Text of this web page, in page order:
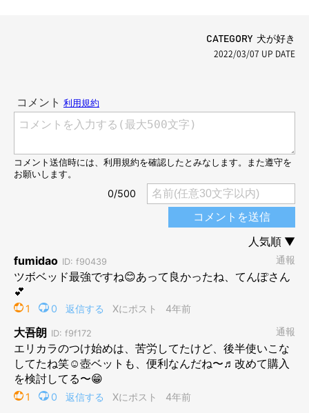
CATEGORY 犬が好き
2022/03/07 UP DATE